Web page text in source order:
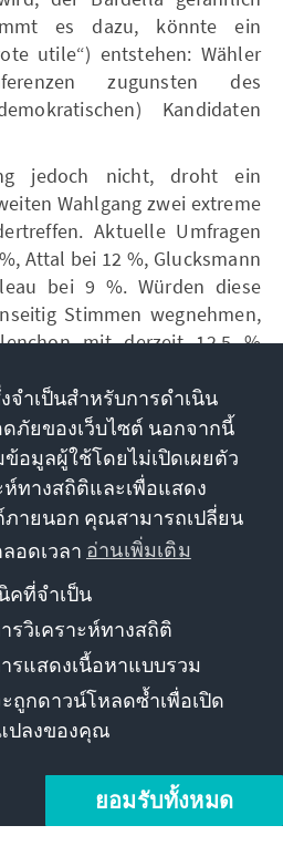
es dazu, könnte ein
utile“) entstehen: Wähler
zugunsten des
Kandidaten
jedoch nicht, droht ein
Wahlgang zwei extreme
Aktuelle Umfragen
Attal bei 12 %, Glucksmann
bei 9 %. Würden diese
Stimmen wegnehmen,
mit derzeit 12,5 %
Stichwahl zwischen einem
Kandidaten
dass sich die Kandidaten
bis zur bürgerlich-
noch darauf besinnen, sich
einigen können, um den
ein Szenario der Extreme
sich diese durchsetzen,
an einem Wendepunkt
Präsident in Frankreich
Machtpotential und es
Konflikten mit der EU-
จำเป็นสำหรับการดำเนิน
ภัยของเว็บไซต์ นอกจากนี้
ข้อมูลผู้ใช้โดยไม่เปิดเผยตัว
ห์ทางสถิติและเพื่อแสดง
ภายนอก คุณสามารถเปลี่ยน
อดเวลา อ่านเพิ่มเติม
คที่จำเป็น
รวิเคราะห์ทางสถิติ
รแสดงเนื้อหาแบบรวม
ถูกดาวน์โหลดซ้ำเพื่อเปิด
ปลงของคุณ
ยอมรับทั้งหมด